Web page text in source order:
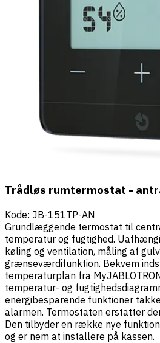
Trådløs rumtermostat -
Kode: JB-151TP-AN
Grundlæggende termostat til
temperatur og fugtighed.
køling og ventilation, måling af
grænseværdifunktion. Bekvem
temperaturplan fra
temperatur- og
energibesparende funktioner
alarmen. Termostaten erstatter
Den tilbyder en række nye
og er nem at installere på kassen.